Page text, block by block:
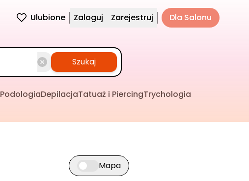
Ulubione Zaloguj Zarejestruj Dla Salonu
Szukaj
PodologiaDepilacjaTatuaż i PiercingTrychologia
Przełącz widok mapy
Mapa